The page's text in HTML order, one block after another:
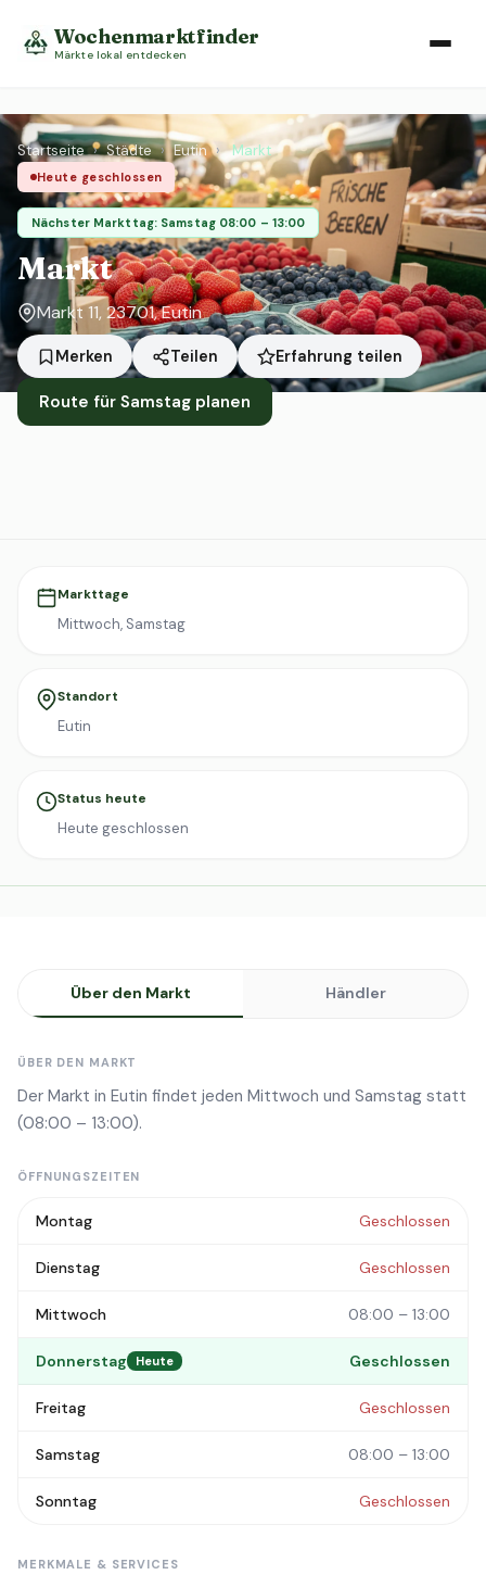
Wochenmarktfinder
Märkte lokal entdecken
Startseite › Städte › Eutin › Markt
Heute geschlossen
Nächster Markttag: Samstag 08:00 – 13:00
Markt
Markt 11, 23701, Eutin
Merken Teilen Erfahrung teilen
Route für Samstag planen
Markttage
Mittwoch, Samstag
Standort
Eutin
Status heute
Heute geschlossen
Über den Markt Händler
ÜBER DEN MARKT
Der Markt in Eutin findet jeden Mittwoch und Samstag statt
(08:00 – 13:00).
ÖFFNUNGSZEITEN
Montag Geschlossen
Dienstag Geschlossen
Mittwoch 08:00 – 13:00
Donnerstag Heute Geschlossen
Freitag Geschlossen
Samstag 08:00 – 13:00
Sonntag Geschlossen
MERKMALE & SERVICES